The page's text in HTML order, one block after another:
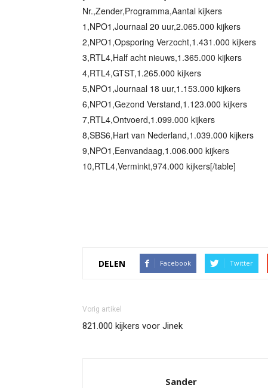
Nr.,Zender,Programma,Aantal kijkers
1,NPO1,Journaal 20 uur,2.065.000 kijkers
2,NPO1,Opsporing Verzocht,1.431.000 kijkers
3,RTL4,Half acht nieuws,1.365.000 kijkers
4,RTL4,GTST,1.265.000 kijkers
5,NPO1,Journaal 18 uur,1.153.000 kijkers
6,NPO1,Gezond Verstand,1.123.000 kijkers
7,RTL4,Ontvoerd,1.099.000 kijkers
8,SBS6,Hart van Nederland,1.039.000 kijkers
9,NPO1,Eenvandaag,1.006.000 kijkers
10,RTL4,Verminkt,974.000 kijkers[/table]
DELEN Facebook Twitter
Vorig artikel
821.000 kijkers voor Jinek
Sander